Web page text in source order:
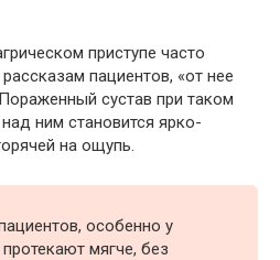
приступе часто
пациентов, «от нее
сустав при таком
ним становится ярко-
на ощупь.
особенно у
мягче, без